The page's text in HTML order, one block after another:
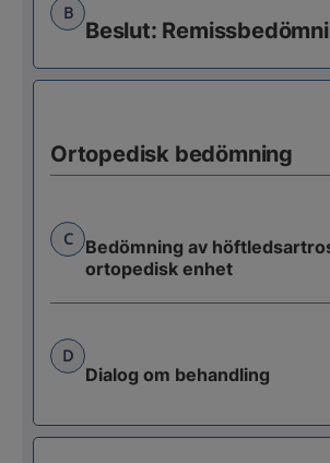
B
Beslut:
Ortopedisk bedömning
C
Bedömning av
ortopedisk enhet
D
Dialog om behandling